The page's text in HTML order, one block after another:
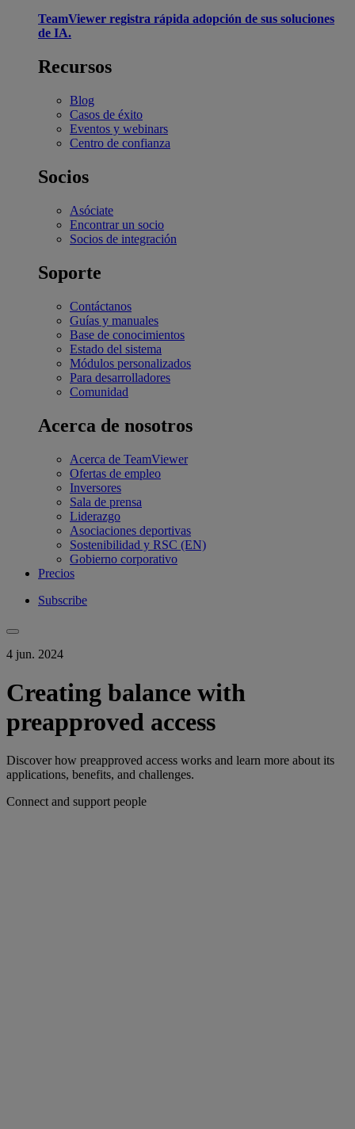
TeamViewer registra rápida adopción de sus soluciones
de IA.
Recursos
Blog
Casos de éxito
Eventos y webinars
Centro de confianza
Socios
Asóciate
Encontrar un socio
Socios de integración
Soporte
Contáctanos
Guías y manuales
Base de conocimientos
Estado del sistema
Módulos personalizados
Para desarrolladores
Comunidad
Acerca de nosotros
Acerca de TeamViewer
Ofertas de empleo
Inversores
Sala de prensa
Liderazgo
Asociaciones deportivas
Sostenibilidad y RSC (EN)
Gobierno corporativo
Precios
Subscribe
4 jun. 2024
Creating balance with
preapproved access
Discover how preapproved access works and learn more about its
applications, benefits, and challenges.
Connect and support people